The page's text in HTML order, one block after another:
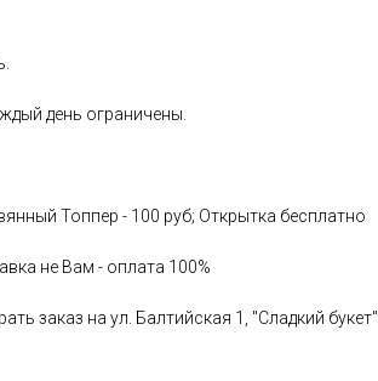
день ограничены.
Топпер - 100 руб; Открытка бесплатно
не Вам - оплата 100%
заказ на ул. Балтийская 1, "Сладкий букет"